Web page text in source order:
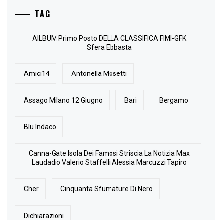
TAG
AlLBUM Primo Posto DELLA CLASSIFICA FIMI-GFK
Sfera Ebbasta
Amici14 Antonella Mosetti
Assago Milano 12 Giugno Bari Bergamo
Blu Indaco
Canna-Gate Isola Dei Famosi Striscia La Notizia Max
Laudadio Valerio Staffelli Alessia Marcuzzi Tapiro
Cher Cinquanta Sfumature Di Nero
Dichiarazioni